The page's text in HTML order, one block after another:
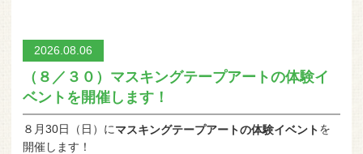
2026.08.06
（８／３０）マスキングテープアートの体験イ
ベントを開催します！
８月30日（日）にマスキングテープアートの体験イベントを
開催します！